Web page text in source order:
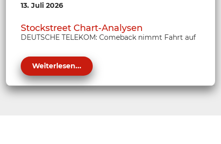
13. Juli 2026
Stockstreet Chart-Analysen
DEUTSCHE TELEKOM: Comeback nimmt Fahrt auf
Weiterlesen...